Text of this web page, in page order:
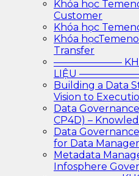
Khóa học
Customer
Khóa học
Khóa
Transfer
———————
LIỆU
Building a Data
Vision to
Data
CP4D) –
Data
for Data
Metadata
Infosphere